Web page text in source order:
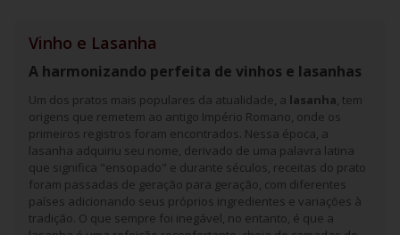
Vinho e Lasanha
A harmonizando perfeita de vinhos e lasanhas
Um dos pratos mais populares da atualidade, a lasanha , tem
origens que remetem ao antigo Império Romano, onde os
primeiros registros foram encontrados. Nessa época, a
lasanha adquiriu seu nome, derivado de uma palavra latina
que significa "ensopado" e durante séculos, receitas do prato
foram passadas de geração para geração, com diferentes
países adicionando seus próprios ingredientes e variações à
tradição. O que sempre foi inegável, no entanto, é que a